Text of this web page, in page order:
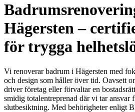
Hägersten –
för trygga
Vi renoverar badrum i Hägersten med
och design som håller över tid. Oavsett
driver företag eller förvaltar en
smidig totalentreprenad där vi tar ansvar
slutbesiktning. Med behörigheter enligt